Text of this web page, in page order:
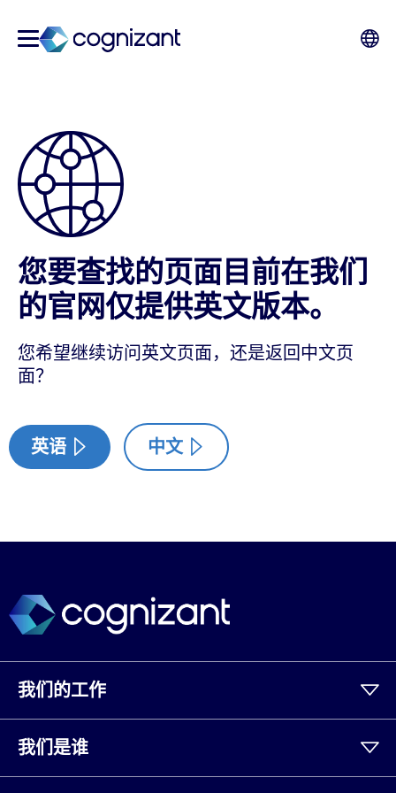
您要查找的页面目前在我们
的官网仅提供英文版本。
您希望继续访问英文页面，还是返回中文页
面？
英语 中文
我们的工作
我们是谁